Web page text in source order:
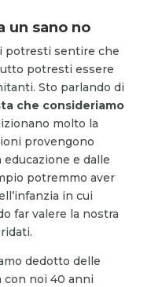
un sano no
potresti sentire che
potresti essere
Sto parlando di
che consideriamo
molto la
provengono
e dalle
potremmo aver
in cui
far valere la nostra
dedotto delle
con noi 40 anni